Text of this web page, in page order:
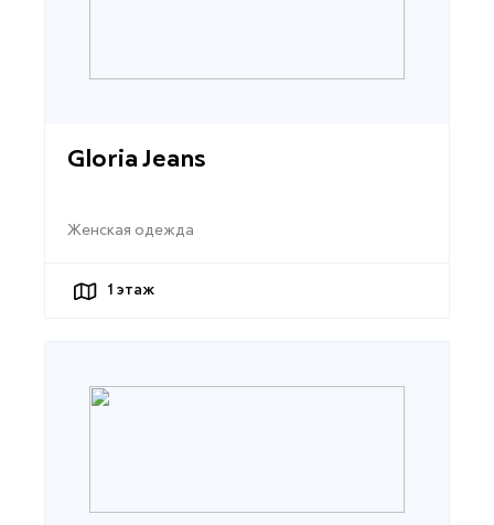
Gloria Jeans
Женская одежда
1 этаж